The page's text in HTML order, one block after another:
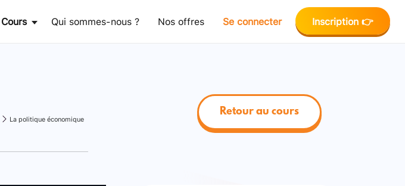
Cours Qui sommes-nous ? Nos offres Se connecter Inscription 👉
La politique économique
Retour au cours